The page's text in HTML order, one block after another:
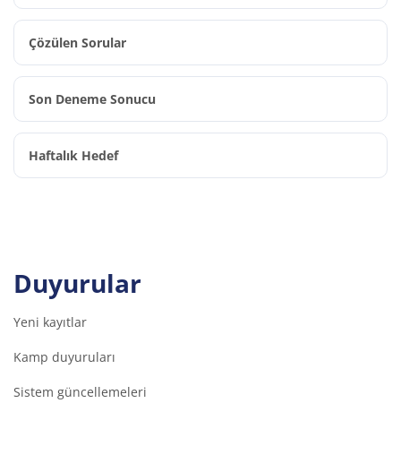
Çözülen Sorular
Son Deneme Sonucu
Haftalık Hedef
Duyurular
Yeni kayıtlar
Kamp duyuruları
Sistem güncellemeleri